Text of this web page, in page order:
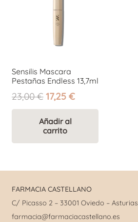
Sensilis Mascara
Pestañas Endless 13,7ml
23,00€ El
precio
original
era:
23,00 €.
17,25 €El
precio
17,25 €.
Añadir al
carrito
FARMACIA CASTELLANO
C/ Picasso 2 – 33001 Oviedo – Asturias
farmacia@farmaciacastellano.es